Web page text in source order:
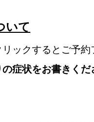
いて
ックするとご予約
症状をお書きく